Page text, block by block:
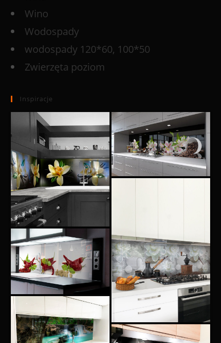
Wino
Wodospady
wodospady 120*60, 100*50
Zwierzęta poziom
Inspiracje